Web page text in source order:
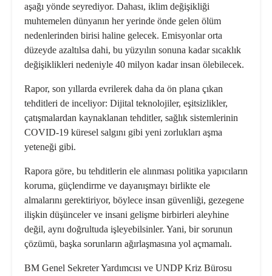
aşağı yönde seyrediyor. Dahası, iklim değişikliği
muhtemelen dünyanın her yerinde önde gelen ölüm
nedenlerinden birisi haline gelecek. Emisyonlar orta
düzeyde azaltılsa dahi, bu yüzyılın sonuna kadar sıcaklık
değişiklikleri nedeniyle 40 milyon kadar insan ölebilecek.
Rapor, son yıllarda evrilerek daha da ön plana çıkan
tehditleri de inceliyor: Dijital teknolojiler, eşitsizlikler,
çatışmalardan kaynaklanan tehditler, sağlık sistemlerinin
COVID-19 küresel salgını gibi yeni zorlukları aşma
yeteneği gibi.
Rapora göre, bu tehditlerin ele alınması politika yapıcıların
koruma, güçlendirme ve dayanışmayı birlikte ele
almalarını gerektiriyor, böylece insan güvenliği, gezegene
ilişkin düşünceler ve insani gelişme birbirleri aleyhine
değil, aynı doğrultuda işleyebilsinler. Yani, bir sorunun
çözümü, başka sorunların ağırlaşmasına yol açmamalı.
BM Genel Sekreter Yardımcısı ve UNDP Kriz Bürosu